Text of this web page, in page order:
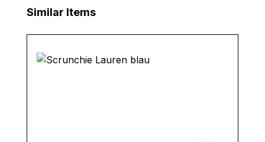
Produktgalerie überspringen
Similar Items